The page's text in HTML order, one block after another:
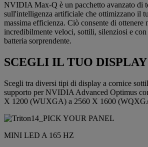
NVIDIA Max-Q è un pacchetto avanzato di
sull'intelligenza artificiale che ottimizzano il
massima efficienza. Ciò consente di ottenere
incredibilmente veloci, sottili, silenziosi e con
batteria sorprendente.
SCEGLI IL TUO DISPLAY
Scegli tra diversi tipi di display a cornice
supporto per NVIDIA Advanced Optimus
X 1200 (WUXGA) a 2560 X 1600
MINI LED A 165 HZ